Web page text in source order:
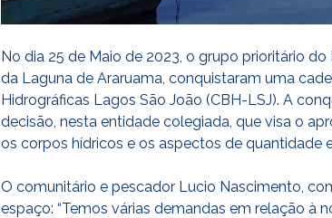
No dia 25 de Maio de 2023, o grupo prioritário
da Laguna de Araruama, conquistaram uma
Hidrográficas Lagos São João (CBH-LSJ). A
decisão, nesta entidade colegiada, que visa o
os corpos hídricos e os aspectos de quantidade
O comunitário e pescador Lucio Nascimento,
espaço: “Temos várias demandas em relação à